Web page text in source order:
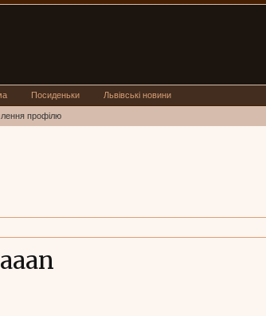
профілю
Посиденьки Львівські новини